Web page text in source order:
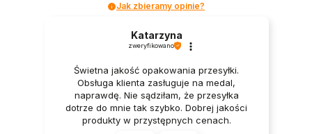
Jak zbieramy opinie?
Katarzyna
zweryfikowano
Świetna jakość opakowania przesyłki.
Obsługa klienta zasługuje na medal,
naprawdę. Nie sądziłam, że przesyłka
dotrze do mnie tak szybko. Dobrej jakości
produkty w przystępnych cenach.